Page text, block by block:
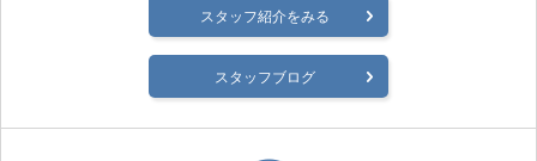
スタッフ紹介をみる
スタッフブログ